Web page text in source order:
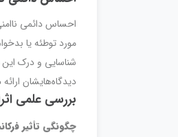
احساس دائمی
مورد توطئه یا
شناسایی و درک این
دیدگاه‌هایشان
بررسی علمی
چگونگی تأثیر